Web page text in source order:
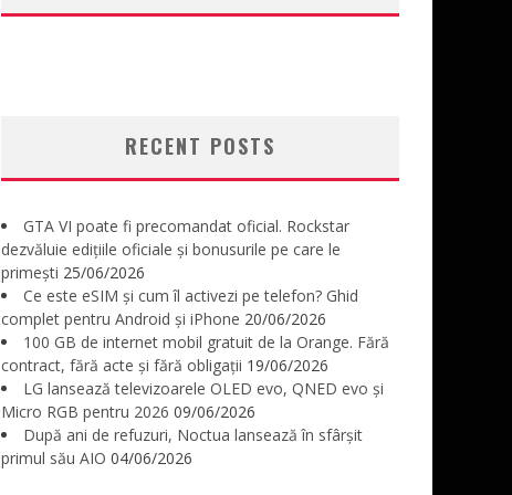
RECENT POSTS
GTA VI poate fi precomandat oficial. Rockstar
dezvăluie edițiile oficiale și bonusurile pe care le
primești 25/06/2026
Ce este eSIM și cum îl activezi pe telefon? Ghid
complet pentru Android și iPhone 20/06/2026
100 GB de internet mobil gratuit de la Orange. Fără
contract, fără acte și fără obligații 19/06/2026
LG lansează televizoarele OLED evo, QNED evo și
Micro RGB pentru 2026 09/06/2026
După ani de refuzuri, Noctua lansează în sfârșit
primul său AIO 04/06/2026